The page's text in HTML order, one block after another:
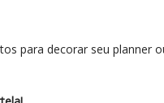
para decorar seu planner